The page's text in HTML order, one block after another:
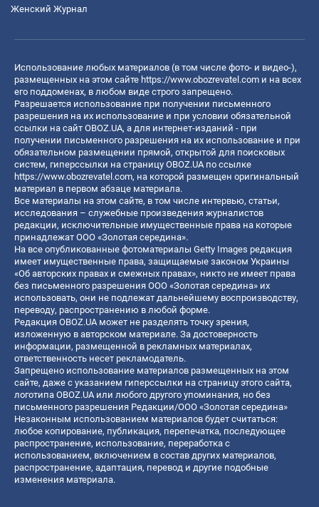
Женский Журнал
Использование любых материалов (в том числе фото- и видео-),
размещенных на этом сайте https://www.obozrevatel.com и на всех
его поддоменах, в любом виде строго запрещено.
Разрешается использование при получении письменного
разрешения на их использование и при условии обязательной
ссылки на сайт OBOZ.UA, а для интернет-изданий - при
получении письменного разрешения на их использование и при
обязательном размещении прямой, открытой для поисковых
систем, гиперссылки на страницу OBOZ.UA по ссылке
https://www.obozrevatel.com, на которой размещен оригинальный
материал в первом абзаце материала.
Все материалы на этом сайте, в том числе интервью, статьи,
исследования – служебные произведения журналистов
редакции, исключительные имущественные права на которые
принадлежат ООО «Золотая середина».
На все опубликованные фотоматериалы Getty Images редакция
имеет имущественные права, защищаемые законом Украины
«Об авторских правах и смежных правах», никто не имеет права
без письменного разрешения ООО «Золотая середина» их
использовать, они не подлежат дальнейшему воспроизводству,
переводу, распространению в любой форме.
Редакция OBOZ.UA может не разделять точку зрения,
изложенную в авторском материале. За достоверность
информации, размещенной в рекламных материалах,
ответственность несет рекламодатель.
Запрещено использование материалов размещенных на этом
сайте, даже с указанием гиперссылки на страницу этого сайта,
логотипа OBOZ.UA или любого другого упоминания, но без
письменного разрешения Редакции/ООО «Золотая середина»
Незаконным использованием материалов будет считаться:
любое копирование, публикация, перепечатка, последующее
распространение, использование, переработка с
использованием, включением в состав других материалов,
распространение, адаптация, перевод и другие подобные
изменения материала.